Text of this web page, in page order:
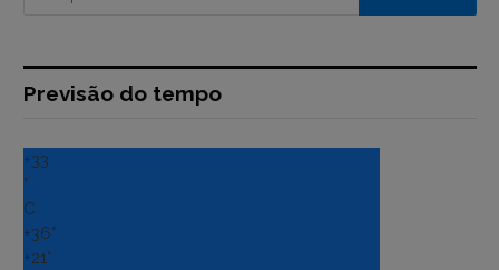
Previsão do tempo
+33
°
C
+36°
+21°